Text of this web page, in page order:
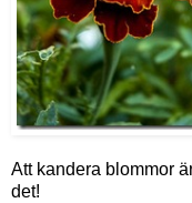
Att kandera blommor
det!